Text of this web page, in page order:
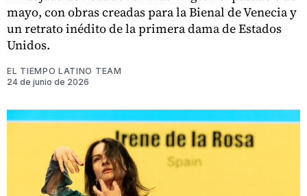
mayo, con obras creadas para la Bienal de Venecia y
un retrato inédito de la primera dama de Estados
Unidos.
EL TIEMPO LATINO TEAM
24 de junio de 2026